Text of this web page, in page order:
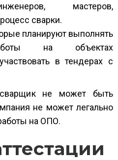
мастеров,
сварки.
планируют выполнять
на объектах
в тендерах с
не может быть
не может легально
на ОПО.